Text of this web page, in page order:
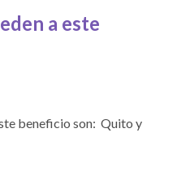
a este
beneficio son: Quito y